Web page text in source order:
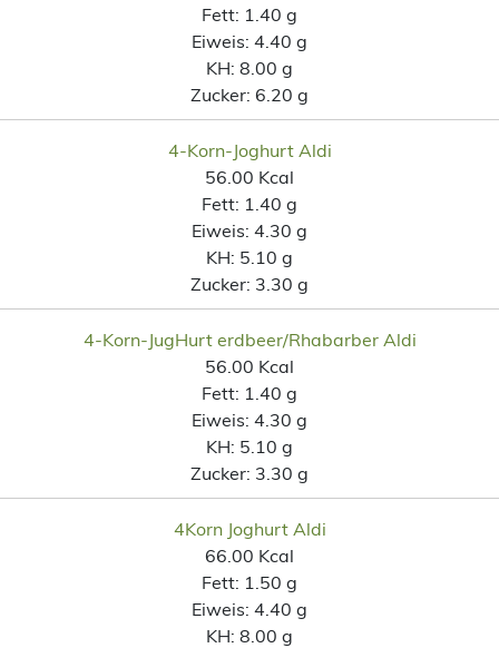
Fett: 1.40 g
Eiweis: 4.40 g
KH: 8.00 g
Zucker: 6.20 g
4-Korn-Joghurt Aldi
56.00 Kcal
Fett: 1.40 g
Eiweis: 4.30 g
KH: 5.10 g
Zucker: 3.30 g
4-Korn-JugHurt erdbeer/Rhabarber Aldi
56.00 Kcal
Fett: 1.40 g
Eiweis: 4.30 g
KH: 5.10 g
Zucker: 3.30 g
4Korn Joghurt Aldi
66.00 Kcal
Fett: 1.50 g
Eiweis: 4.40 g
KH: 8.00 g